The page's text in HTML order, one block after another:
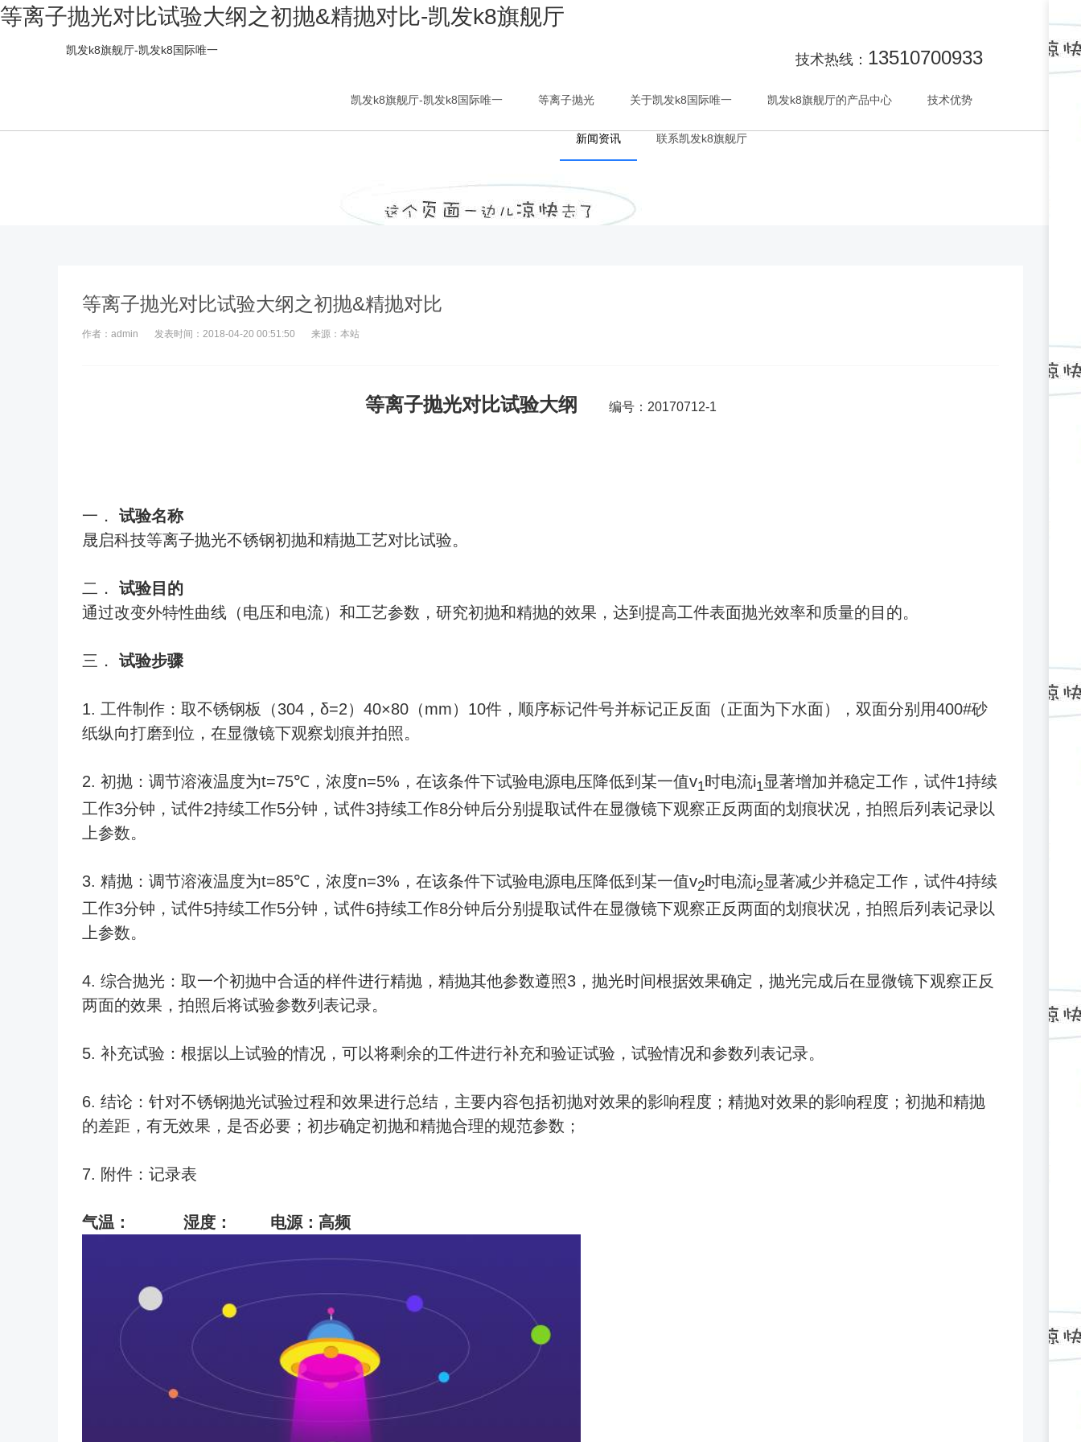
等离子抛光对比试验大纲之初抛&精抛对比-凯发k8旗舰厅
凯发k8旗舰厅-凯发k8国际唯一
技术热线： 13510700933
凯发k8旗舰厅-凯发k8国际唯一 等离子抛光 关于凯发k8国际唯一 凯发k8旗舰厅的产品中心 技术优势
新闻资讯 联系凯发k8旗舰厅
等离子抛光对比试验大纲之初抛&精抛对比
作者：admin 发表时间：2018-04-20 00:51:50 来源：本站
等离子抛光对比试验大纲 编号：20170712-1
一． 试验名称
晟启科技等离子抛光不锈钢初抛和精抛工艺对比试验。
二． 试验目的
通过改变外特性曲线（电压和电流）和工艺参数，研究初抛和精抛的效果，达到提高工件表面抛光效率和质量的目的。
三． 试验步骤
1. 工件制作：取不锈钢板（304，δ=2）40×80（mm）10件，顺序标记件号并标记正反面（正面为下水面），双面分别用400#砂
纸纵向打磨到位，在显微镜下观察划痕并拍照。
2. 初抛：调节溶液温度为t=75℃，浓度n=5%，在该条件下试验电源电压降低到某一值v1时电流i1显著增加并稳定工作，试件1持续
工作3分钟，试件2持续工作5分钟，试件3持续工作8分钟后分别提取试件在显微镜下观察正反两面的划痕状况，拍照后列表记录以
上参数。
3. 精抛：调节溶液温度为t=85℃，浓度n=3%，在该条件下试验电源电压降低到某一值v2时电流i2显著减少并稳定工作，试件4持续
工作3分钟，试件5持续工作5分钟，试件6持续工作8分钟后分别提取试件在显微镜下观察正反两面的划痕状况，拍照后列表记录以
上参数。
4. 综合抛光：取一个初抛中合适的样件进行精抛，精抛其他参数遵照3，抛光时间根据效果确定，抛光完成后在显微镜下观察正反
两面的效果，拍照后将试验参数列表记录。
5. 补充试验：根据以上试验的情况，可以将剩余的工件进行补充和验证试验，试验情况和参数列表记录。
6. 结论：针对不锈钢抛光试验过程和效果进行总结，主要内容包括初抛对效果的影响程度；精抛对效果的影响程度；初抛和精抛
的差距，有无效果，是否必要；初步确定初抛和精抛合理的规范参数；
7. 附件：记录表
气温： 湿度： 电源：高频